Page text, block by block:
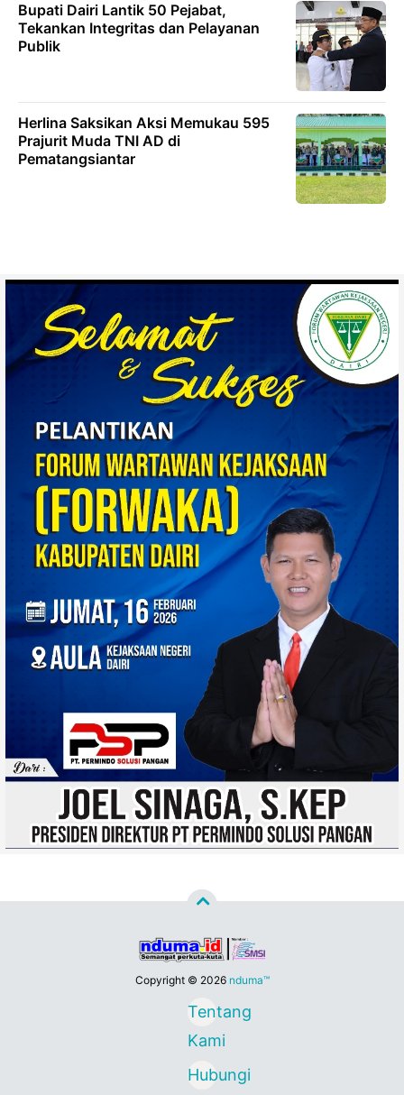
Bupati Dairi Lantik 50 Pejabat,
Tekankan Integritas dan Pelayanan
Publik
Herlina Saksikan Aksi Memukau 595
Prajurit Muda TNI AD di
Pematangsiantar
Copyright © 2026 nduma™
Tentang
Kami
Hubungi